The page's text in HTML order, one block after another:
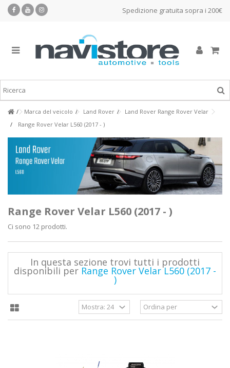
Spedizione gratuita sopra i 200€
Marca del veicolo Land Rover
Land Rover Range Rover Velar
Range Rover Velar L560 (2017 - )
Range Rover Velar L560 (2017 - )
Ci sono 12 prodotti.
In questa sezione trovi tutti i prodotti
disponibili per Range Rover Velar L560 (2017 -
)